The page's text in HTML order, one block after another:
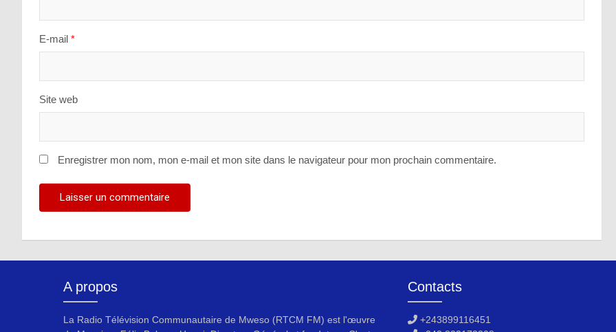
E-mail *
Site web
Enregistrer mon nom, mon e-mail et mon site dans le navigateur pour mon prochain commentaire.
A propos
La Radio Télévision Communautaire de Mweso (RTCM FM) est l'œuvre
Contacts
+243899116451